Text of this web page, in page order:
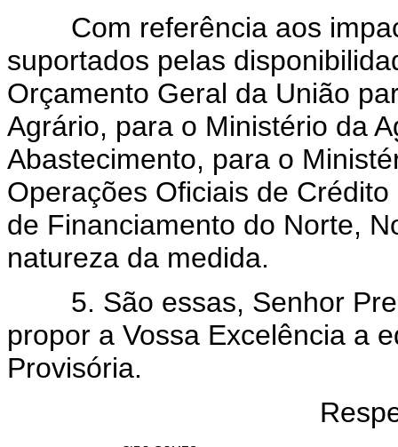
Com referência aos
suportados pelas
Orçamento Geral da União
Agrário, para o Ministério da
Abastecimento, para o
Operações Oficiais de
de Financiamento do Norte,
natureza da medida.
5. São essas, Senhor
propor a Vossa Excelência a
Provisória.